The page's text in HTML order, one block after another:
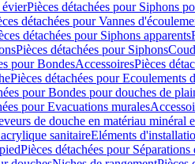
évierPièces détachées pour Siphons
détachées pour Vannes
détachées pour Siphons apparents
Pièces détachées pour Siphons
pour BondesAccessoiresPièces
Pièces détachées pour Ecoulements
pour Bondes pour douches de
pour Evacuations murales
de douche en matériau
sanitaireEléments
Pièces détachées pour